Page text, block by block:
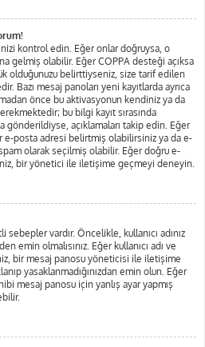
kontrol edin. Eğer onlar doğruysa, o
gelmiş olabilir. Eğer COPPA desteği açıksa
olduğunuzu belirttiyseniz, size tarif edilen
Bazı mesaj panoları yeni kayıtlarda ayrıca
önce bu aktivasyonun kendiniz ya da
bu bilgi kayıt sırasında
açıklamaları takip edin. Eğer
e-posta adresi belirtmiş olabilirsiniz ya da e-
olarak seçilmiş olabilir. Eğer doğru e-
bir yönetici ile iletişime geçmeyi deneyin.
vardır. Öncelikle, kullanıcı adınız
emin olmalısınız. Eğer kullanıcı adı ve
bir mesaj panosu yöneticisi ile iletişime
yasaklanmadığınızdan emin olun. Eğer
mesaj panosu için yanlış ayar yapmış